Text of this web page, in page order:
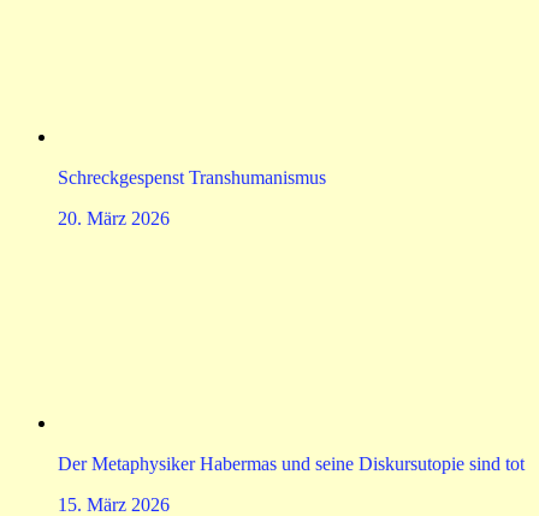
Schreckgespenst Transhumanismus
20. März 2026
Der Metaphysiker Habermas und seine Diskursutopie sind tot
15. März 2026